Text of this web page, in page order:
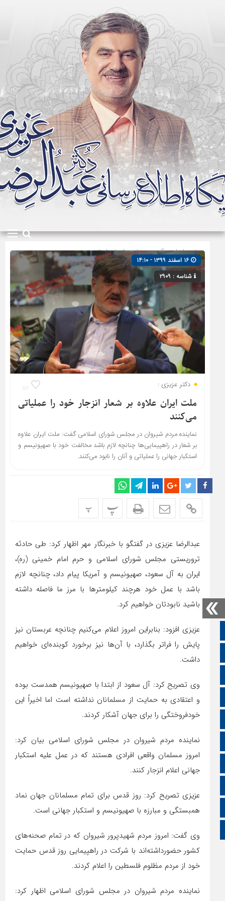
صفحه نخست
تالار گفتمان
زبان انگلیسی
صفحه اصلی» گروه »مجلس شورای اسلامی
شناسه : ۲۹۰۹
۵۲ دکتر عزیزی :
ملت ایران علاوه بر شعار انزجار خود را عملیاتی
می‌کنند
نماینده مردم شیروان در مجلس شورای اسلامی گفت: ملت ایران علاوه
بر شعار در راهپیمایی‌ها چنانچه لازم باشد مخالفت خود با صهیونیسم و
استکبار جهانی را عملیاتی و آنان را نابود می‌کنند.
پ پ
عبدالرضا عزیزی در گفتگو با خبرنگار مهر اظهار کرد: طی حادثه
تروریستی مجلس شورای اسلامی و حرم امام خمینی (ره)،
ایران به آل سعود، صهیونیسم و آمریکا پیام داد، چنانچه لازم
باشد با عمل خود هرچند کیلومترها با مرز ما فاصله داشته
باشید نابودتان خواهیم کرد.
عزیزی افزود: بنابراین امروز اعلام می‌کنیم چنانچه عربستان نیز
پایش را فراتر بگذارد، با آن‌ها نیز برخورد کوبنده‌ای خواهیم
داشت.
وی تصریح کرد: آل سعود از ابتدا با صهیونیسم همدست بوده
و اعتقادی به حمایت از مسلمانان نداشته است اما اخیراً این
خودفروختگی را برای جهان آشکار کردند.
نماینده مردم شیروان در مجلس شورای اسلامی بیان کرد:
امروز مسلمان واقعی افرادی هستند که در عمل علیه استکبار
جهانی اعلام انزجار کنند.
عزیزی تصریح کرد: روز قدس برای تمام مسلمانان جهان نماد
همبستگی و مبارزه با صهیونیسم و استکبار جهانی است.
وی گفت: امروز مردم شهیدپرور شیروان که در تمام صحنه‌های
کشور حضورداشته‌اند با شرکت در راهپیمایی روز قدس حمایت
خود از مردم مظلوم فلسطین را اعلام کردند.
نماینده مردم شیروان در مجلس شورای اسلامی اظهار کرد: